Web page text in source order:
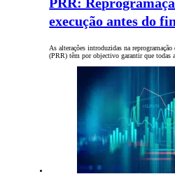
execução antes do
As alterações introduzidas na
(PRR) têm por objectivo garantir que todas